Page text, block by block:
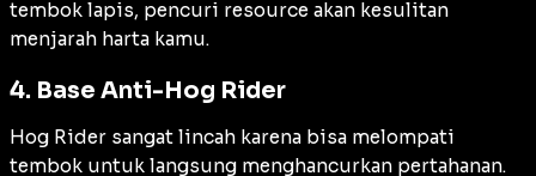
tembok lapis, pencuri resource akan kesulitan
menjarah harta kamu.
4. Base Anti-Hog Rider
Hog Rider sangat lincah karena bisa melompati
tembok untuk langsung menghancurkan pertahanan.